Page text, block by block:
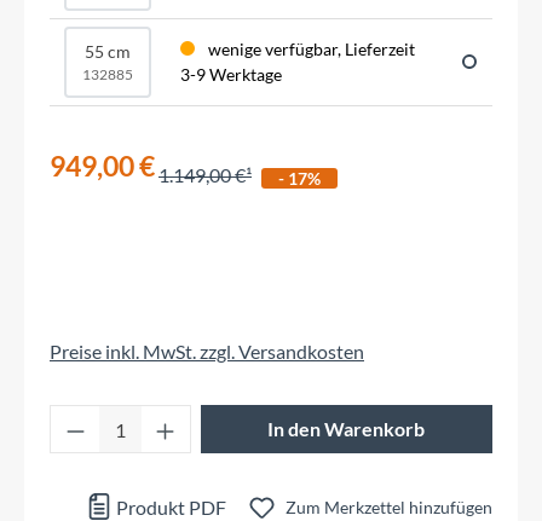
55 cm
132885
wenige verfügbar, Lieferzeit
3-9 Werktage
949,00 €1.149,00 € - 17%
Preise inkl. MwSt. zzgl. Versandkosten
Produkt Anzahl: Gib den gewünschten
In den Warenkorb
Produkt PDF Zum Merkzettel hinzufügen